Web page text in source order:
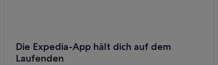
Hotels nahe Bahnhof Vöcklabruck
Die Expedia-App hält dich auf dem
Laufenden